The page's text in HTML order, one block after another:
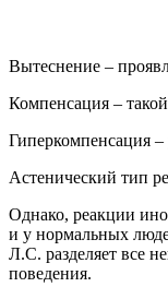
Вытеснение –
Компенсация –
Гиперкомпенсация
Астенический тип
Однако, реакции
и у нормальных
Л.С. разделяет все
поведения.